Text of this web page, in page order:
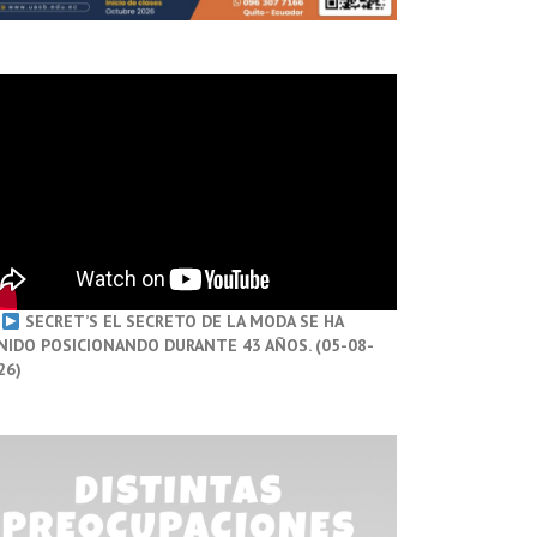
SECRET’S EL SECRETO DE LA MODA SE HA
POSICIONANDO DURANTE 43 AÑOS. (05-08-